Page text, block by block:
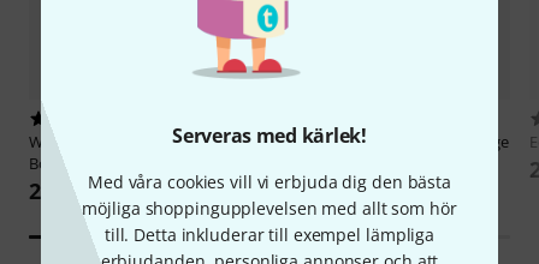
Serveras med kärlek!
Med våra cookies vill vi erbjuda dig den bästa
möjliga shoppingupplevelsen med allt som hör
till. Detta inkluderar till exempel lämpliga
Wise Publications
Little Black
Book of Blues
235 kr
Jamey Aebersold Maiden Voyage
235 kr